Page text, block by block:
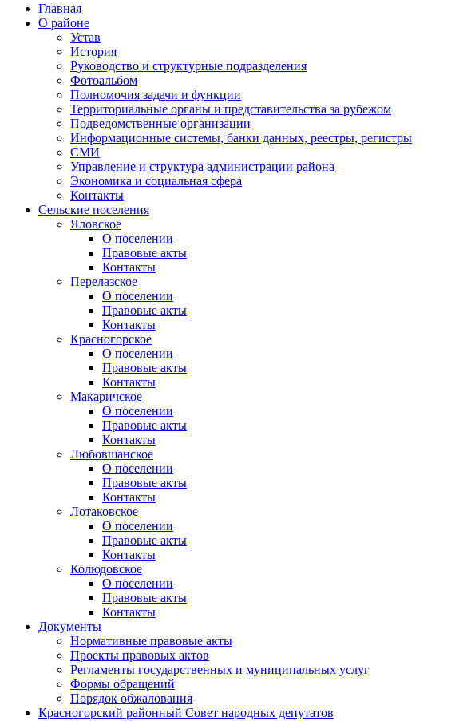
Главная
О районе
Устав
История
Руководство и структурные подразделения
Фотоальбом
Полномочия задачи и функции
Территориальные органы и представительства за рубежом
Подведомственные организации
Информационные системы, банки данных, реестры, регистры
СМИ
Управление и структура администрации района
Экономика и социальная сфера
Контакты
Сельские поселения
Яловское
О поселении
Правовые акты
Контакты
Перелазское
О поселении
Правовые акты
Контакты
Красногорское
О поселении
Правовые акты
Контакты
Макаричское
О поселении
Правовые акты
Контакты
Любовшанское
О поселении
Правовые акты
Контакты
Лотаковское
О поселении
Правовые акты
Контакты
Колюдовское
О поселении
Правовые акты
Контакты
Документы
Нормативные правовые акты
Проекты правовых актов
Регламенты государственных и муниципальных услуг
Формы обращений
Порядок обжалования
Красногорский районный Совет народных депутатов